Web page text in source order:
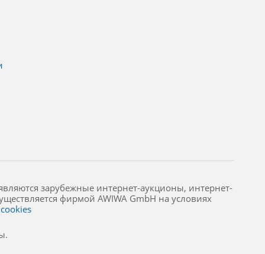
зарубежные интернет-аукционы, интернет-
фирмой AWIWA GmbH на условиях